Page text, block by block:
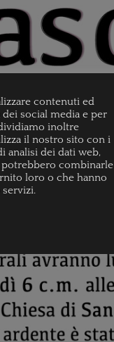
contenuti ed
social media e per
inoltre
il nostro sito con i
analisi dei dati web,
combinarle
loro o che hanno